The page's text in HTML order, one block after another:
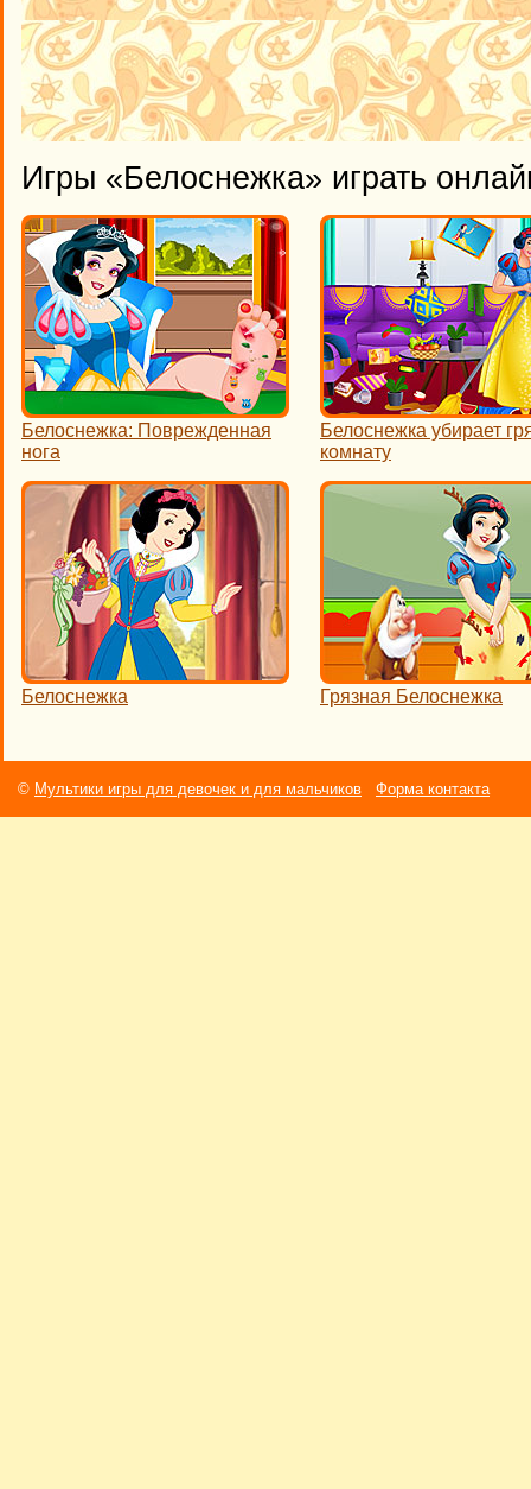
Игры «Белоснежка» играть
Белоснежка: Поврежденная
нога
Белоснежка убирает
комнату
Белоснежка Грязная Белоснежка
© Мультики игры для девочек и для мальчиков Форма контакта